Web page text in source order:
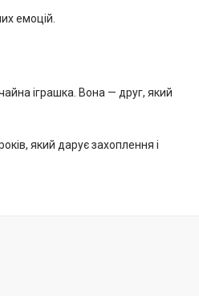
емоцій.
іграшка. Вона — друг, який
який дарує захоплення і